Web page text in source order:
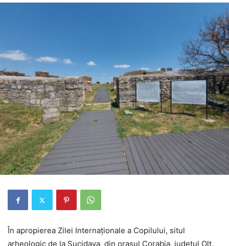
În apropierea Zilei Internaționale a Copilului, situl
arheologic de la Sucidava, din orașul Corabia, județul Olt,